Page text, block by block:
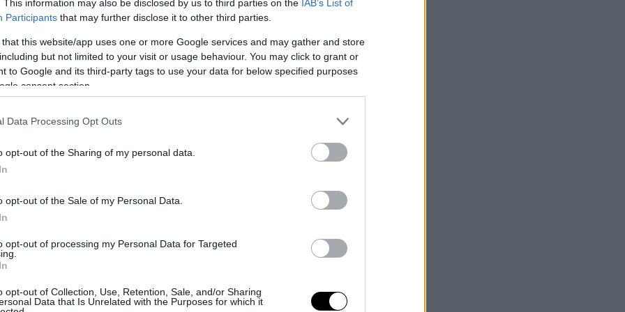
This information may also be disclosed by us to third parties on the IAB’s List of
Participants that may further disclose it to other third parties.
that this website/app uses one or more Google services and may gather and store
but not limited to your visit or usage behaviour. You may click to grant or
to Google and its third-party tags to use your data for below specified purposes
consent section.
Data Processing Opt Outs
opt-out of the Sharing of my personal data.
opt-out of the Sale of my Personal Data.
opt-out of processing my Personal Data for Targeted
opt-out of Collection, Use, Retention, Sale, and/or Sharing
Data that Is Unrelated with the Purposes for which it
Ανακατεύουµε να ενωθούν όλα
λαδωµένο ταψί και ψήνουµε σε
µέτριο φούρνο για 1 ώρα περίπου.
Οταν ψηθεί πασπαλίζουµε µε
κόβουµε σε µπακλαβωτά κοµµάτια.